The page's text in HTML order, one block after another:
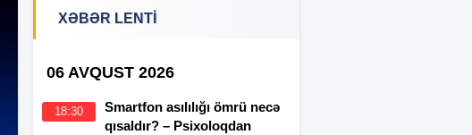
XƏBƏR LENTİ
06 AVQUST 2026
18:30
Smartfon asılılığı ömrü necə
qısaldır? – Psixoloqdan